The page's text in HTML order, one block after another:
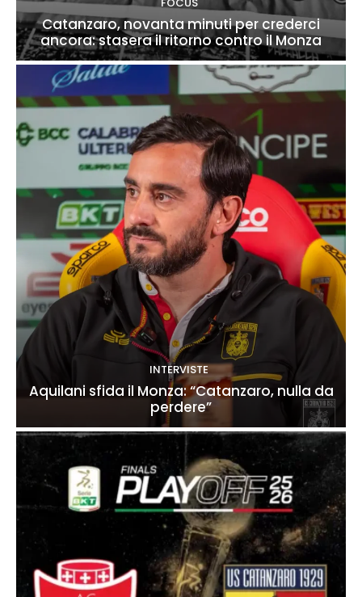
Catanzaro, novanta minuti per crederci
ancora: stasera il ritorno contro il Monza
INTERVISTE
Aquilani sfida il Monza: “Catanzaro, nulla da
perdere”